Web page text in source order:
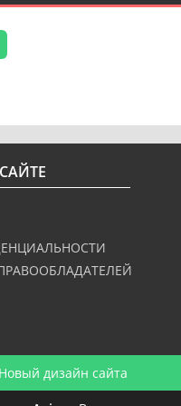
Новый дизайн сайта